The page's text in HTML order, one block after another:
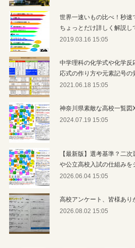
世界一速いもの比べ！秒
ちょっとだけ詳しく解説し
2019.03.16 15:05
中学理科の化学式や化学
応式の作り方や元素記号の
2021.06.18 15:05
神奈川県素敵な高校一覧図
2024.07.19 15:05
【最新版】選考基準？二
や公立高校入試の仕組み
2026.06.04 15:05
高校アンケート、皆様あり
2026.08.02 15:05